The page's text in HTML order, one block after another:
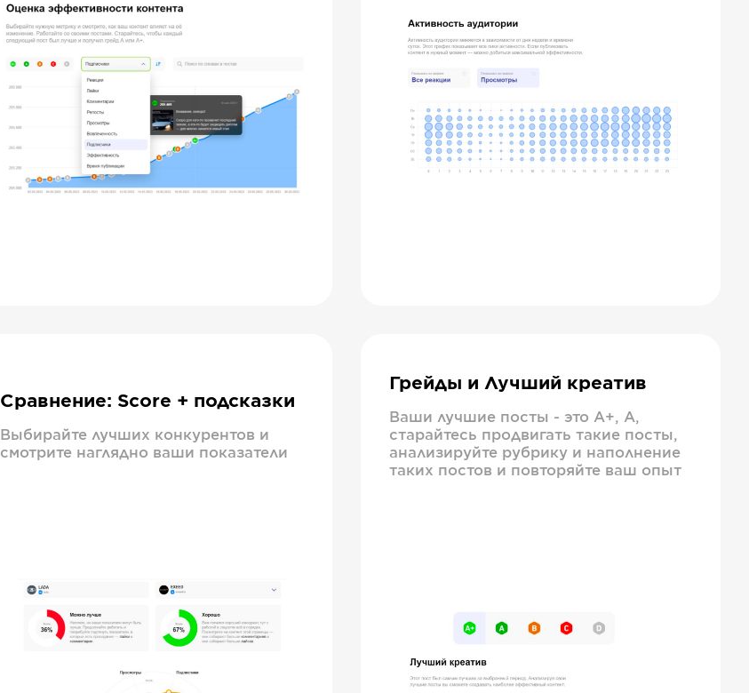
Сравнение: Score + подсказки
Выбирайте лучших конкурентов и
смотрите наглядно ваши показатели
Грейды и Лучший креатив
Ваши лучшие посты - это А+, А,
старайтесь продвигать такие посты,
анализируйте рубрику и наполнение
таких постов и повторяйте ваш опыт